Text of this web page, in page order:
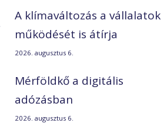
A klímaváltozás a vállalatok
működését is átírja
2026. augusztus 6.
Mérföldkő a digitális
adózásban
2026. augusztus 6.